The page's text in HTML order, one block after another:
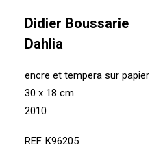
Didier Boussarie
Dahlia
encre et tempera sur papier
30 x 18 cm
2010
REF. K96205